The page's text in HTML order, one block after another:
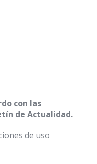
con las
de Actualidad.
de uso